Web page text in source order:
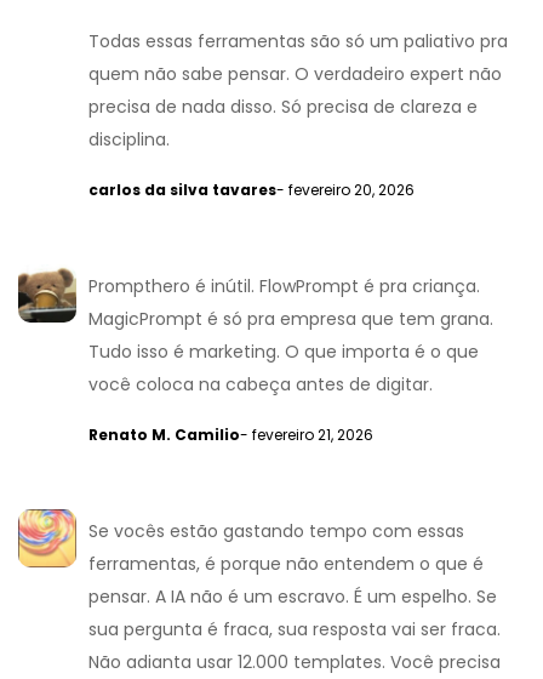
Todas essas ferramentas são só um paliativo pra
quem não sabe pensar. O verdadeiro expert não
precisa de nada disso. Só precisa de clareza e
disciplina.
carlos da silva tavares- fevereiro 20, 2026
Prompthero é inútil. FlowPrompt é pra criança.
MagicPrompt é só pra empresa que tem grana.
Tudo isso é marketing. O que importa é o que
você coloca na cabeça antes de digitar.
Renato M. Camilio- fevereiro 21, 2026
Se vocês estão gastando tempo com essas
ferramentas, é porque não entendem o que é
pensar. A IA não é um escravo. É um espelho. Se
sua pergunta é fraca, sua resposta vai ser fraca.
Não adianta usar 12.000 templates. Você precisa